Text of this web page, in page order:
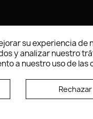
según las normas
su experiencia de
y analizar nuestro
a nuestro uso de las
Rechazar